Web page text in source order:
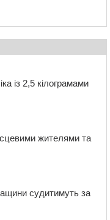
із 2,5 кілограмами
жителями та
судитимуть за